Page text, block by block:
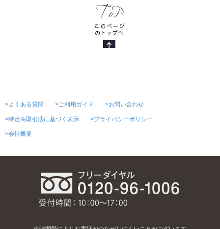
>よくある質問 >ご利用ガイド >お問い合わせ
>特定商取引法に基づく表示 >プライバシーポリシー
>会社概要